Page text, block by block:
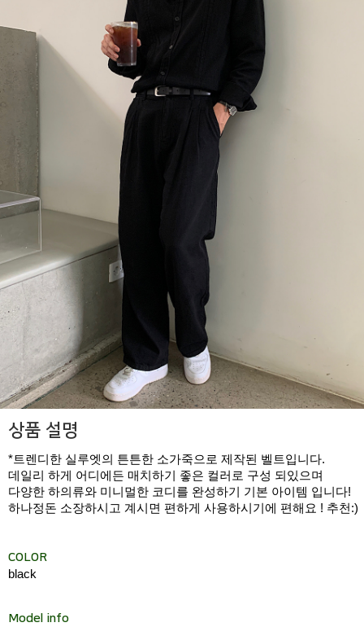
상품 설명
*트렌디한 실루엣의 튼튼한 소가죽으로 제작된 벨트입니다.
데일리 하게 어디에든 매치하기 좋은 컬러로 구성 되있으며
다양한 하의류와 미니멀한 코디를 완성하기 기본 아이템 입니다!
하나정돈 소장하시고 계시면 편하게 사용하시기에 편해요 ! 추천:)
COLOR
black
Model info